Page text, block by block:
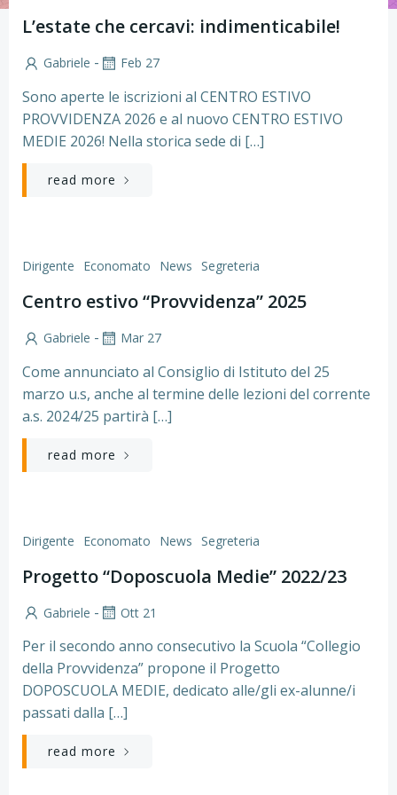
L’estate che cercavi: indimenticabile!
Gabriele - Feb 27
Sono aperte le iscrizioni al CENTRO ESTIVO
PROVVIDENZA 2026 e al nuovo CENTRO ESTIVO
MEDIE 2026! Nella storica sede di […]
read more
Dirigente Economato News Segreteria
Centro estivo “Provvidenza” 2025
Gabriele - Mar 27
Come annunciato al Consiglio di Istituto del 25
marzo u.s, anche al termine delle lezioni del corrente
a.s. 2024/25 partirà […]
read more
Dirigente Economato News Segreteria
Progetto “Doposcuola Medie” 2022/23
Gabriele - Ott 21
Per il secondo anno consecutivo la Scuola “Collegio
della Provvidenza” propone il Progetto
DOPOSCUOLA MEDIE, dedicato alle/gli ex-alunne/i
passati dalla […]
read more